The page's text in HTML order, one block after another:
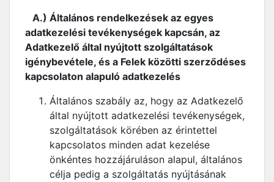
A.) Általános rendelkezések az egyes
adatkezelési tevékenységek kapcsán, az
Adatkezelő által nyújtott szolgáltatások
igénybevétele, és a Felek közötti szerződéses
kapcsolaton alapuló adatkezelés
Általános szabály az, hogy az Adatkezelő
által nyújtott adatkezelési tevékenységek,
szolgáltatások körében az érintettel
kapcsolatos minden adat kezelése
önkéntes hozzájáruláson alapul, általános
célja pedig a szolgáltatás nyújtásának